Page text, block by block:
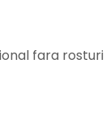
fara